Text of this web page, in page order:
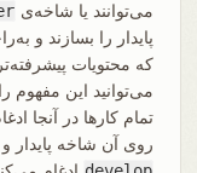
می‌توانند یا شاخه‌ی
پایدار را بسازند و
که محتویات
می‌توانید این مفهوم
تمام کارها در آنجا
روی آن شاخه پایدار